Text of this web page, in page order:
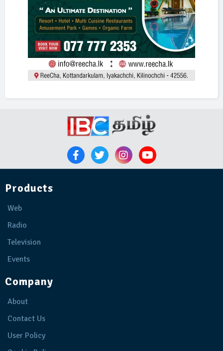
Products
Web
Radio
Television
Events
Company
About
Contact Us
User Policy